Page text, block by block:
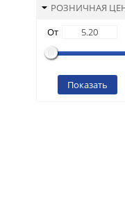
РОЗНИЧНАЯ
От
Показать